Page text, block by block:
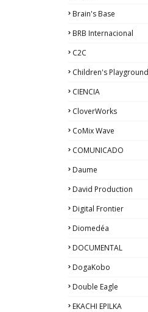
Brain's Base
BRB Internacional
C2C
Children's
CIENCIA
CloverWorks
CoMix Wave
COMUNICADO
Daume
David Production
Digital Frontier
Diomedéa
DOCUMENTAL
DogaKobo
Double Eagle
EKACHI EPILKA